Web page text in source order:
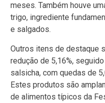
meses. Também houve
trigo, ingrediente
e salgados.
Outros itens de destaque
redução de 5,16%,
salsicha, com quedas de
Estes produtos são
de alimentos típicos da